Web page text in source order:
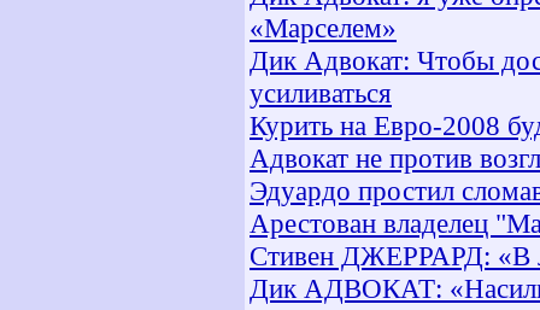
«Марселем»
Дик Адвокат: Чтобы
усиливаться
Курить на Евро-2008
Адвокат не против
Эдуардо простил
Арестован владелец
Стивен ДЖЕРРАРД: «В
Дик АДВОКАТ: